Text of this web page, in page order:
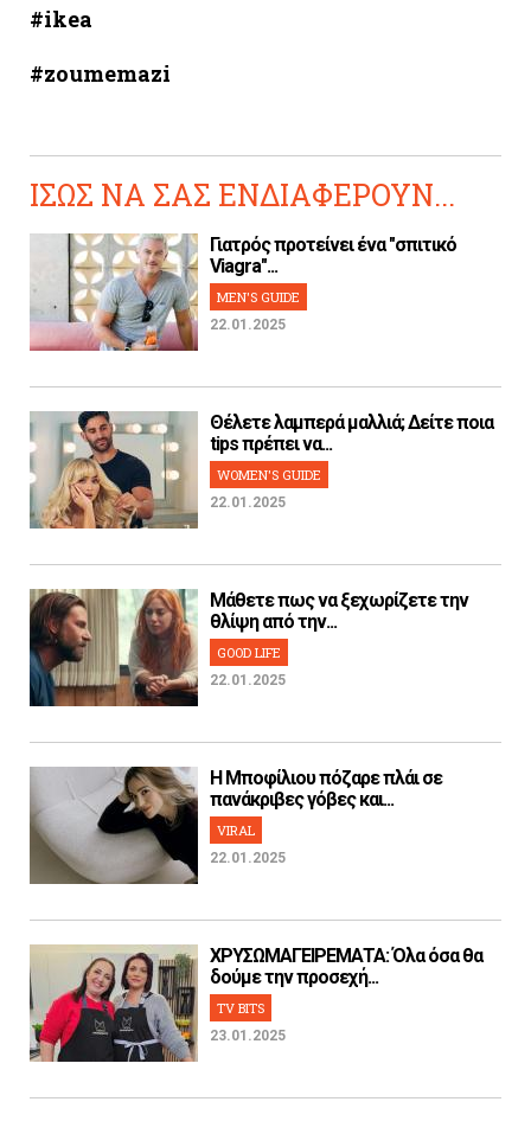
#ikea
#zoumemazi
ΙΣΩΣ ΝΑ ΣΑΣ ΕΝΔΙΑΦΕΡΟΥΝ...
Γιατρός προτείνει ένα "σπιτικό
Viagra"...
MEN'S GUIDE
22.01.2025
Θέλετε λαμπερά μαλλιά; Δείτε ποια
tips πρέπει να...
WOMEN'S GUIDE
22.01.2025
Μάθετε πως να ξεχωρίζετε την
θλίψη από την...
GOOD LIFE
22.01.2025
H Μποφίλιου πόζαρε πλάι σε
πανάκριβες γόβες και...
VIRAL
22.01.2025
ΧΡΥΣΩΜΑΓΕΙΡΕΜΑΤΑ: Όλα όσα θα
δούμε την προσεχή...
TV BITS
23.01.2025